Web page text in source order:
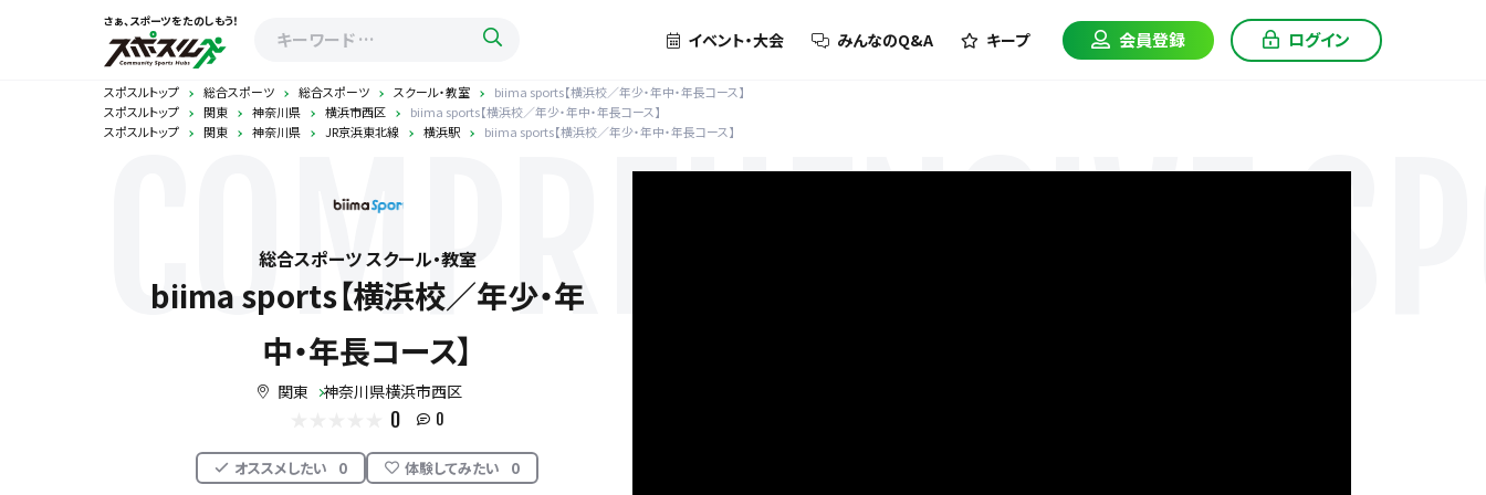
さぁ、スポーツをたのしもう！
イベント・大会 みんなのQ&A キープ 会員登録 ログイン
スポスルトップ 総合スポーツ 総合スポーツ スクール・教室
biima sports【横浜校／年少・年中・年長コース】
スポスルトップ
関東 神奈川県 横浜市西区
biima sports【横浜校／年少・年中・年長コース】
スポスルトップ
関東 神奈川県 JR京浜東北線 横浜駅 biima sports【横浜校／年少・年中・年長コース】
COMPREHENSIVE
総合スポーツ スクール・教室
biima sports【横浜校／年少・年
中・年長コース】
関東 神奈川県横浜市西区
0 0
オススメしたい 0 体験してみたい 0